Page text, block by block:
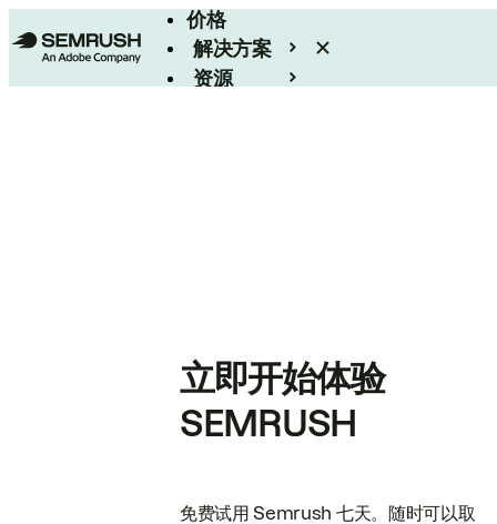
价格
解决方案
资源
立即开始体验
SEMRUSH
免费试用 Semrush 七天。随时可以取